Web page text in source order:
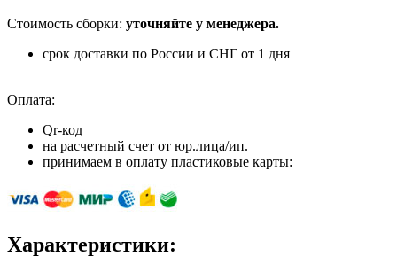
Стоимость сборки: уточняйте у менеджера.
срок доставки по России и СНГ от 1 дня
Оплата:
Qr-код
на расчетный счет от юр.лица/ип.
принимаем в оплату пластиковые карты:
Характеристики: